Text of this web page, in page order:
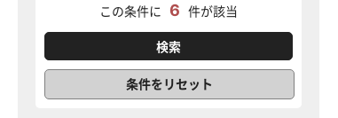
この条件に 6 件が該当
条件をリセット